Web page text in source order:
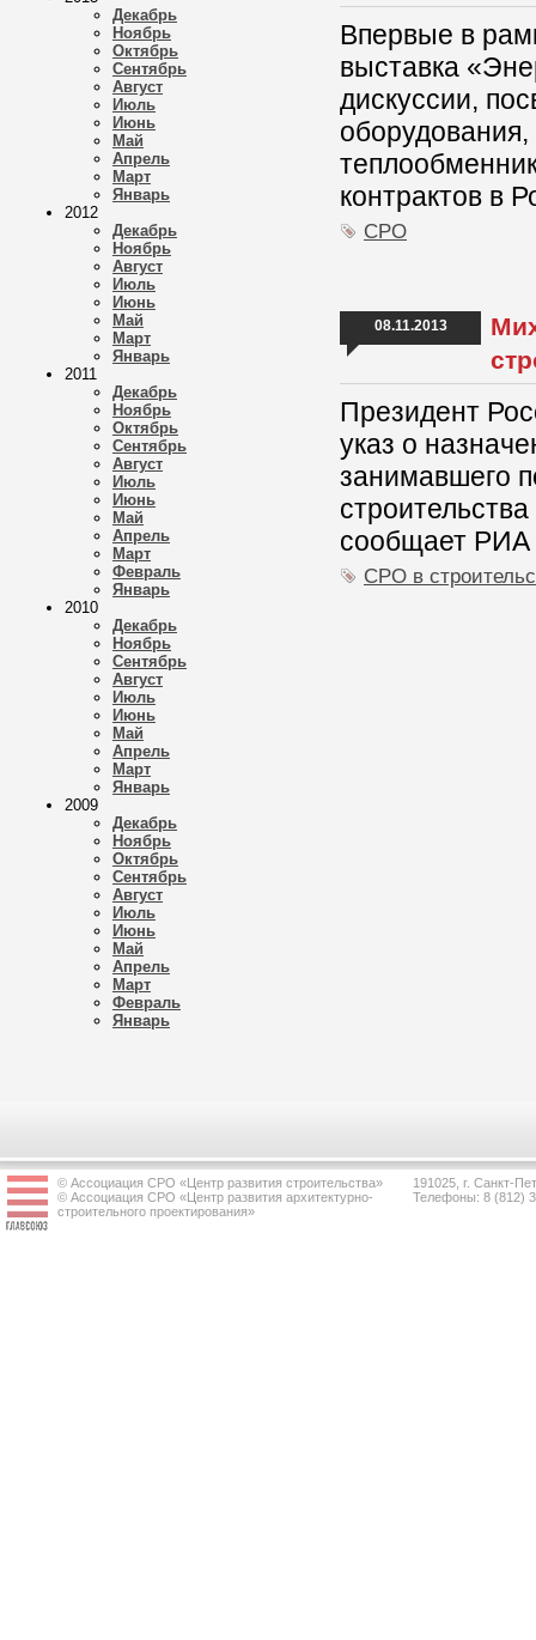
Декабрь
Ноябрь
Октябрь
Сентябрь
Август
Июль
Июнь
Май
Апрель
Март
Январь
2012
Декабрь
Ноябрь
Август
Июль
Июнь
Май
Март
Январь
2011
Декабрь
Ноябрь
Октябрь
Сентябрь
Август
Июль
Июнь
Май
Апрель
Март
Февраль
Январь
2010
Декабрь
Ноябрь
Сентябрь
Август
Июль
Июнь
Май
Апрель
Март
Январь
2009
Декабрь
Ноябрь
Октябрь
Сентябрь
Август
Июль
Июнь
Май
Апрель
Март
Февраль
Январь
Впервые в
выставка
дискуссии,
контрактов в
СРО
08.11.2013
Президент
указ о
занимавшего
сообщает РИА
СРО в
© Ассоциация СРО «Центр развития строительства»
© Ассоциация СРО «Центр развития архитектурно-
строительного проектирования»
191025, г. Санкт-
Телефоны: 8 (812)